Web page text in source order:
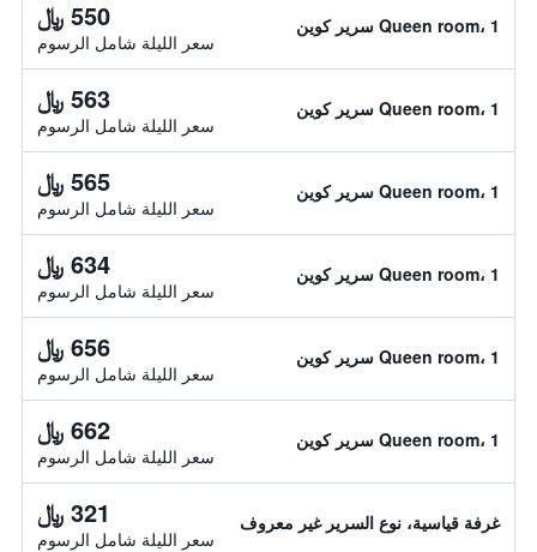
Queen room، 1 سرير كوين 550 ﷼
سعر الليلة شامل الرسوم
Queen room، 1 سرير كوين 563 ﷼
سعر الليلة شامل الرسوم
Queen room، 1 سرير كوين 565 ﷼
سعر الليلة شامل الرسوم
Queen room، 1 سرير كوين 634 ﷼
سعر الليلة شامل الرسوم
Queen room، 1 سرير كوين 656 ﷼
سعر الليلة شامل الرسوم
Queen room، 1 سرير كوين 662 ﷼
سعر الليلة شامل الرسوم
غرفة قياسية، نوع السرير غير معروف 321 ﷼
سعر الليلة شامل الرسوم